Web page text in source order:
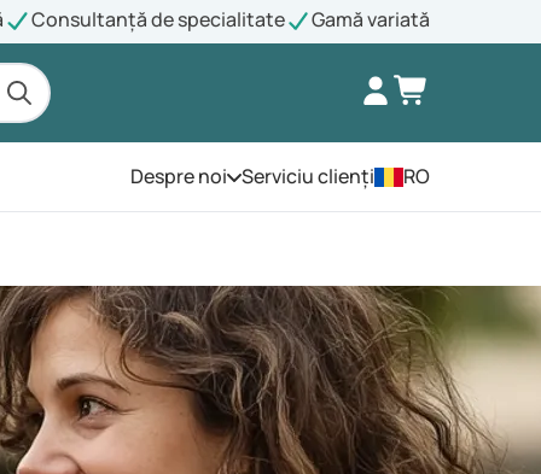
Consultanță de specialitate Gamă variată
Despre noi Deschide meniul
Serviciu clienți RO